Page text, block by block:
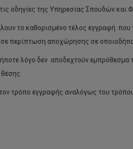
οδηγίες της Υπηρεσίας Σπουδών και
το καθορισμένο τέλος εγγραφή
περίπτωση αποχώρησης σε
λόγο δεν αποδεχτούν
τρόπο εγγραφής αναλόγως του